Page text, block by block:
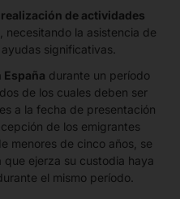
de actividades
, necesitando la asistencia de
significativas.
España durante un período
de los cuales deben ser
a la fecha de presentación
de los emigrantes
menores de cinco años, se
que ejerza su custodia haya
el mismo período.